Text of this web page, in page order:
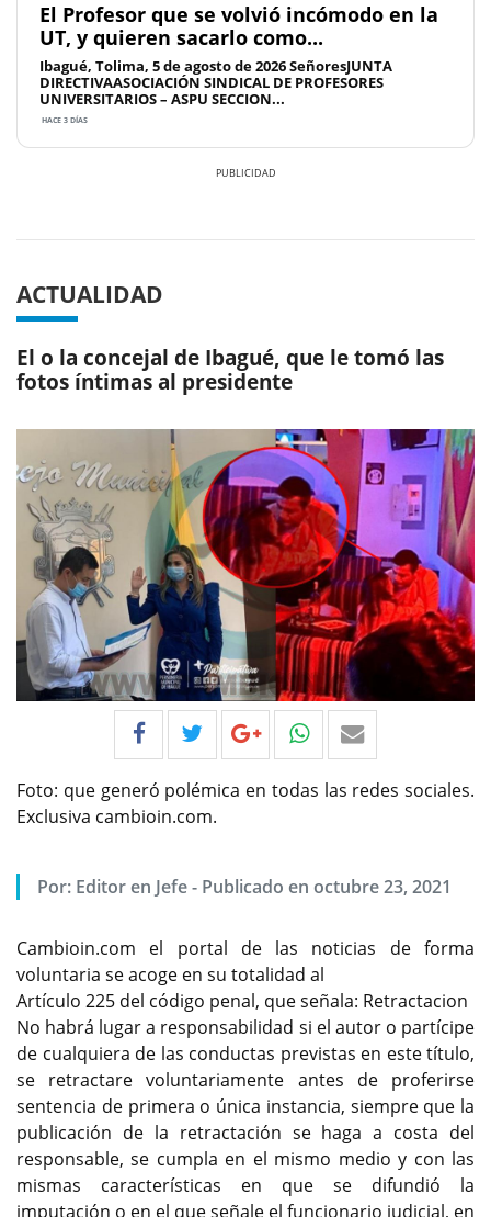
El Profesor que se volvió incómodo en la
UT, y quieren sacarlo como...
Ibagué, Tolima, 5 de agosto de 2026 SeñoresJUNTA
DIRECTIVAASOCIACIÓN SINDICAL DE PROFESORES
UNIVERSITARIOS – ASPU SECCION...
HACE 3 DÍAS
ACTUALIDAD
El o la concejal de Ibagué, que le tomó las
fotos íntimas al presidente
Foto: que generó polémica en todas las redes sociales.
Exclusiva cambioin.com.
Por: Editor en Jefe- Publicado en octubre 23, 2021
Cambioin.com el portal de las noticias de forma
voluntaria se acoge en su totalidad al
Artículo 225 del código penal, que señala: Retractacion
No habrá lugar a responsabilidad si el autor o partícipe
de cualquiera de las conductas previstas en este título,
se retractare voluntariamente antes de proferirse
sentencia de primera o única instancia, siempre que la
publicación de la retractación se haga a costa del
responsable, se cumpla en el mismo medio y con las
mismas características en que se difundió la
imputación o en el que señale el funcionario judicial, en